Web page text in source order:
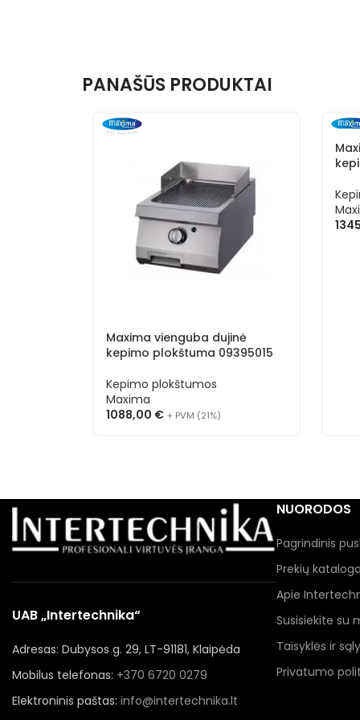
PANAŠŪS PRODUKTAI
Maxima vienguba dujinė
kepimo plokštuma 09395015
Kepimo plokštumos
Maxima
1088,00 € + PVM (21%)
UAB „Intertechnika“
Adresas: Dubysos g. 29, LT-91181, Klaipėda
Mobilus telefonas: +370 6720 0279
Elektroninis paštas: info@intertechnika.lt
NUORODOS
Pagrindinis
Prekių
Apie
Susisiekite su
Taisyklės ir
Privatumo